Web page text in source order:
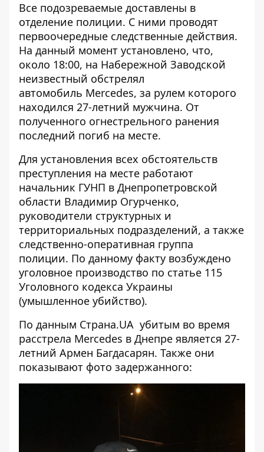
Все подозреваемые доставлены в
отделение полиции. С ними проводят
первоочередные следственные действия.
На данный момент установлено, что,
около 18:00, на Набережной Заводской
неизвестный обстрелял
автомобиль Mercedes, за рулем которого
находился 27-летний мужчина. От
полученного огнестрельного ранения
последний погиб на месте.
Для установления всех обстоятельств
преступления на месте работают
начальник ГУНП в Днепропетровской
области Владимир Огурченко,
руководители структурных и
территориальных подразделений, а также
следственно-оперативная группа
полиции. По данному факту возбуждено
уголовное производство по статье 115
Уголовного кодекса Украины
(умышленное убийство).
По данным Страна.UA убитым во время
расстрела Mercedes в Днепре является 27-
летний Армен Багдасарян. Также они
показывают фото задержанного: